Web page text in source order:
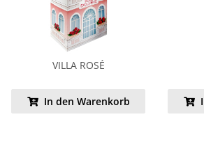
VILLA ROSÉ
In den Warenkorb